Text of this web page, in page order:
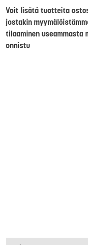
Voit lisätä tuotteita
jostakin
tilaaminen useammasta
onnistu